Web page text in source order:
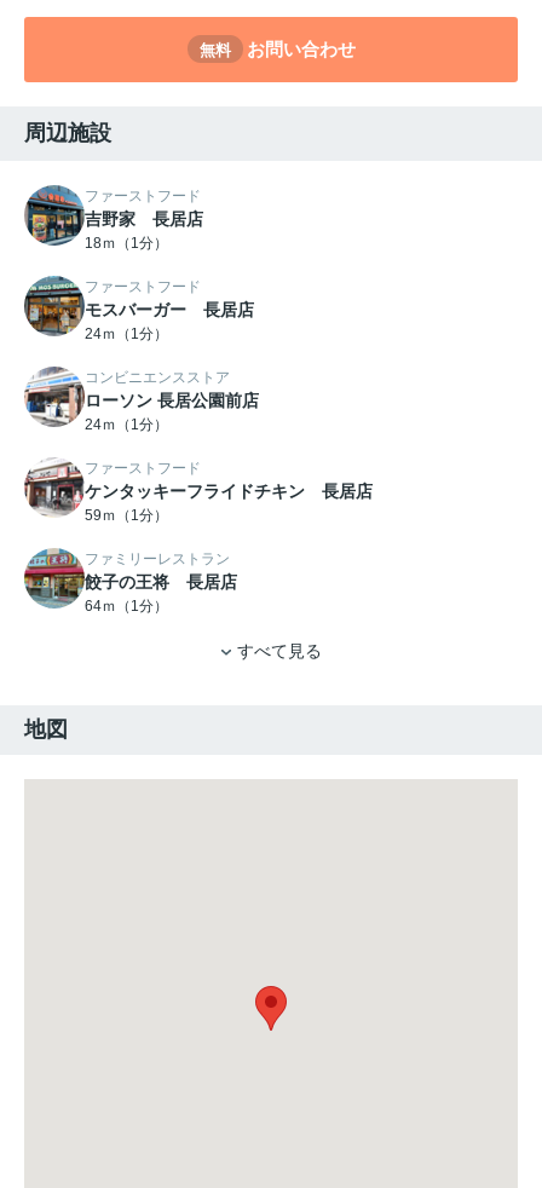
無料 お問い合わせ
周辺施設
ファーストフード
吉野家 長居店
18ｍ（1分）
ファーストフード
モスバーガー 長居店
24ｍ（1分）
コンビニエンスストア
ローソン 長居公園前店
24ｍ（1分）
ファーストフード
ケンタッキーフライドチキン 長居店
59ｍ（1分）
ファミリーレストラン
餃子の王将 長居店
64ｍ（1分）
すべて見る
地図